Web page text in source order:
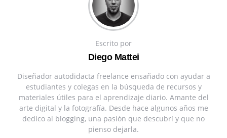
Escrito por
Diego Mattei
Diseñador autodidacta freelance ensañado con ayudar a
estudiantes y colegas en la búsqueda de recursos y
materiales útiles para el aprendizaje diario. Amante del
arte digital y la fotografía. Desde hace algunos años me
dedico al blogging, una pasión que descubrí y que no
pienso dejarla.